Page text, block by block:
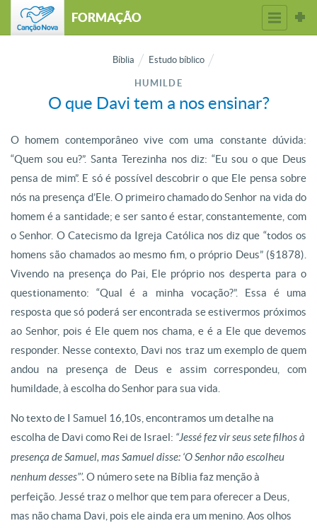
FORMAÇÃO
Bíblia Estudo bíblico
HUMILDE
O que Davi tem a nos ensinar?
O homem contemporâneo vive com uma constante dúvida:
“Quem sou eu?”. Santa Terezinha nos diz: “Eu sou o que Deus
pensa de mim”. E só é possível descobrir o que Ele pensa sobre
nós na presença d’Ele. O primeiro chamado do Senhor na vida do
homem é a santidade; e ser santo é estar, constantemente, com
o Senhor. O Catecismo da Igreja Católica nos diz que “todos os
homens são chamados ao mesmo fim, o próprio Deus” (§1878).
Vivendo na presença do Pai, Ele próprio nos desperta para o
questionamento: “Qual é a minha vocação?”. Essa é uma
resposta que só poderá ser encontrada se estivermos próximos
ao Senhor, pois é Ele quem nos chama, e é a Ele que devemos
responder. Nesse contexto, Davi nos traz um exemplo de quem
andou na presença de Deus e assim correspondeu, com
humildade, à escolha do Senhor para sua vida.
No texto de I Samuel 16,10s, encontramos um detalhe na
escolha de Davi como Rei de Israel: “Jessé fez vir seus sete filhos à
presença de Samuel, mas Samuel disse: ‘O Senhor não escolheu
nenhum desses”’. O número sete na Bíblia faz menção à
perfeição. Jessé traz o melhor que tem para oferecer a Deus,
mas não chama Davi, pois ele ainda era um menino. Aos olhos